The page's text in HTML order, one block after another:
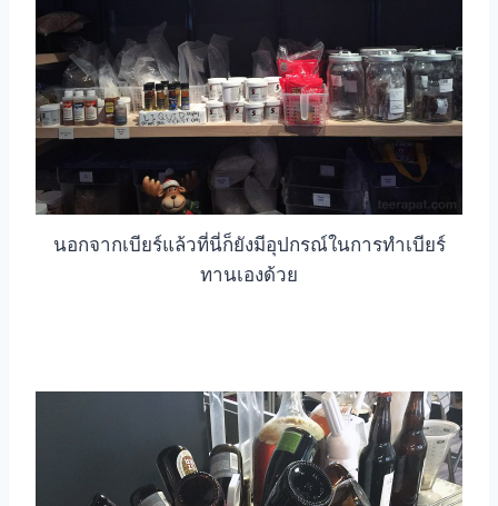
นอกจากเบียร์แล้วที่นี่ก็ยังมีอุปกรณ์ในการทำเบียร์
ทานเองด้วย